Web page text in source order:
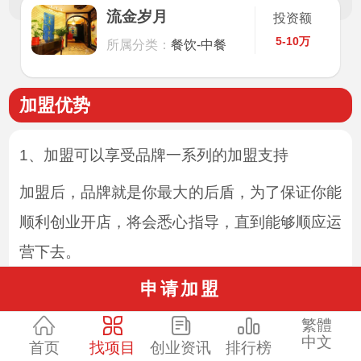
流金岁月
所属分类： 餐饮-中餐
投资额
5-10万
加盟优势
1、加盟可以享受品牌一系列的加盟支持
加盟后，品牌就是你最大的后盾，为了保证你能
顺利创业开店，将会悉心指导，直到能够顺应运
营下去。
2、流金岁月加盟品牌强有力的广告投入
现在这个时代，不会宣传的品牌都被淘汰了。为
了让品牌广为人知，平时就不能吝啬花钱，总部
申请加盟
首页 找项目 创业资讯 排行榜
繁體
中文